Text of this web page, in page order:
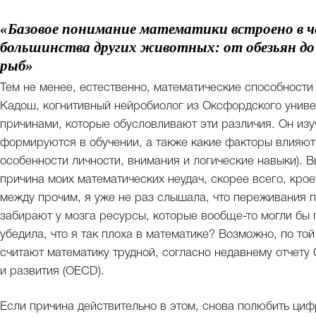
«Базовое понимание математики встроено в
большинства других животных: от обезьян
рыб»
Тем не менее, естественно, математические
Кадош, когнитивный нейробиолог из Оксфордского
причинами, которые обусловливают эти различия. Он
формируются в обучении, а также какие факторы
особенности личности, внимания и логические
причина моих математических неудач, скорее всего,
между прочим, я уже не раз слышала, что переживания
забирают у мозга ресурсы, которые вообще-то могли
убедила, что я так плоха в математике? Возможно, по
считают математику трудной, согласно недавнему
и развития (OECD).
Если причина действительно в этом, снова полюбить